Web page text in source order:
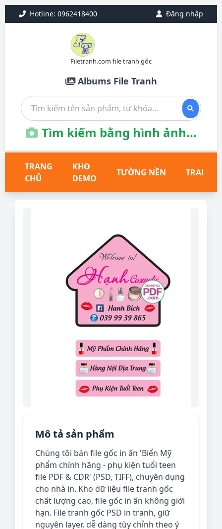
Hotline: 0962418400 Đăng nhập
Filetranh.com file tranh gốc
Albums File Tranh
Tìm kiếm bằng hình ảnh...
TRANG
CHỦ
KHO
DEMO
TƯỜNG NỀN TRANH
Mô tả sản phẩm
Chúng tôi bán file gốc in ấn 'Biển Mỹ
phẩm chính hãng - phụ kiện tuổi teen
file PDF & CDR' (PSD, TIFF), chuyên dụng
cho nhà in. Kho dữ liệu file tranh gốc
chất lượng cao, file gốc in ấn không giới
hạn. File tranh gốc PSD in tranh, giữ
nguyên layer, dễ dàng tùy chỉnh theo ý